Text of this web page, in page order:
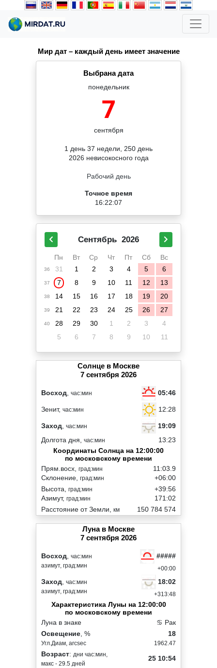
Мир дат – каждый день имеет значение
Выбрана дата
понедельник
7
сентября
1 день 37 недели, 250 день
2026 невисокосного года
Рабочий день
Точное время
16:22:07
Сентябрь 2026
Пн Вт Ср Чт Пт Сб Вс
36 31 1 2 3 4 5 6
37 7 8 9 10 11 12 13
38 14 15 16 17 18 19 20
39 21 22 23 24 25 26 27
40 28 29 30 1 2 3
4
5
6 7 8 9 10 11
Солнце в Москве
7 сентября 2026
Восход час:мин 05:46
Зенит, час:мин 12:28
Заход час:мин
19:09
Долгота дня, час:мин
13:23
Координаты Солнца на 12:00:00
по московскому времени
Прям.восх, град:мин
Склонение, град:мин
11:03.9
+06:00
Высота, град:мин
Азимут, град:мин
+39:56
171:02
Расстояние от Земли, км 150 784 574
Луна в Москве
7 сентября 2026
Восход час:мин
азимут, град:мин
#####
+00:00
Заход час:мин
азимут, град:мин
18:02
+313:48
Характеристика Луны на 12:00:00
по московскому времени
Луна в знаке
♋ Рак
Освещение , %
Угл.Диам, arcsec
18
1962.47
Возраст: дни час:мин,
макс - 29.5 дней
25 10:54